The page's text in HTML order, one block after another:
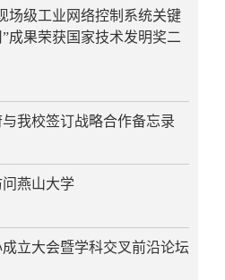
场级工业网络控制系统关键
成果荣获国家技术发明奖二
我校签订战略合作备忘录
燕山大学
立大会暨学科交叉前沿论坛